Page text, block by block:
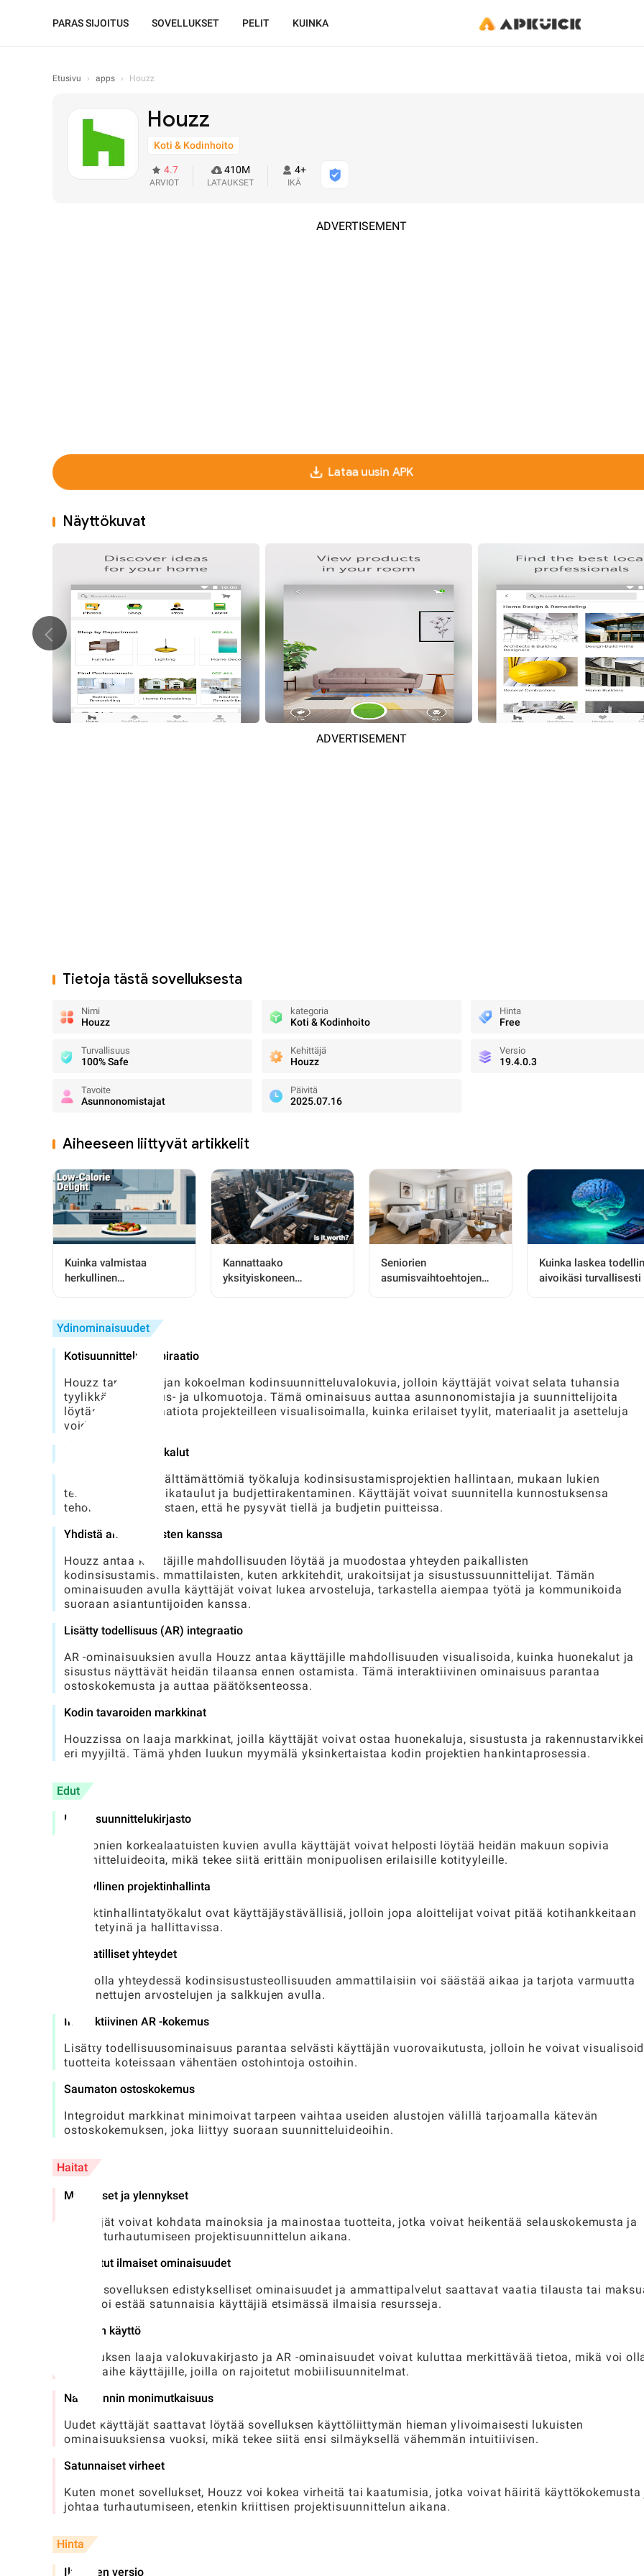
PARAS SIJOITUS SOVELLUKSET PELIT KUINKA
Etusivu › apps › Houzz
Houzz
Koti & Kodinhoito
4.7
ARVIOT
410M
LATAUKSET
4+
IKÄ
ADVERTISEMENT
Lataa uusin APK
Näyttökuvat
ADVERTISEMENT
Tietoja tästä sovelluksesta
Nimi
Houzz
kategoria
Koti & Kodinhoito
Hinta
Free
Turvallisuus
100% Safe
Kehittäjä
Houzz
Versio
19.4.0.3
Tavoite
Asunnonomistajat
Päivitä
2025.07.16
Aiheeseen liittyvät artikkelit
Kuinka valmistaa
herkullinen
Yksinkertainen opas
kotikokeille
Kannattaako
yksityiskoneen
Seniorien
asumisvaihtoehtojen
Kuinka laskea
aivoikäsi turvallisesti
Ydinominaisuudet
Kotisuunnittelu inspiraatio
Houzz tarjoaa laajan kokoelman kodinsuunnitteluvalokuvia, jolloin käyttäjät voivat selata tuhansia
tyylikkäitä sisustus- ja ulkomuotoja. Tämä ominaisuus auttaa asunnonomistajia ja suunnittelijoita
löytämään inspiraatiota projekteilleen visualisoimalla, kuinka erilaiset tyylit, materiaalit ja asetteluja
voidaan yhdistää.
Projektinhallintatyökalut
Sovellus tarjoaa välttämättömiä työkaluja kodinsisustamisprojektien hallintaan, mukaan lukien
tehtäväluettelot, aikataulut ja budjettirakentaminen. Käyttäjät voivat suunnitella kunnostuksensa
tehokkaasti varmistaen, että he pysyvät tiellä ja budjetin puitteissa.
Yhdistä ammattilaisten kanssa
Houzz antaa käyttäjille mahdollisuuden löytää ja muodostaa yhteyden paikallisten
kodinsisustamisammattilaisten, kuten arkkitehdit, urakoitsijat ja sisustussuunnittelijat. Tämän
ominaisuuden avulla käyttäjät voivat lukea arvosteluja, tarkastella aiempaa työtä ja kommunikoida
suoraan asiantuntijoiden kanssa.
Lisätty todellisuus (AR) integraatio
AR -ominaisuuksien avulla Houzz antaa käyttäjille mahdollisuuden visualisoida, kuinka huonekalut ja
sisustus näyttävät heidän tilaansa ennen ostamista. Tämä interaktiivinen ominaisuus parantaa
ostoskokemusta ja auttaa päätöksenteossa.
Kodin tavaroiden markkinat
Houzzissa on laaja markkinat, joilla käyttäjät voivat ostaa huonekaluja, sisustusta ja
eri myyjiltä. Tämä yhden luukun myymälä yksinkertaistaa kodin projektien hankintaprosessia.
Edut
Laaja suunnittelukirjasto
Miljoonien korkealaatuisten kuvien avulla käyttäjät voivat helposti löytää heidän makuun sopivia
suunnitteluideoita, mikä tekee siitä erittäin monipuolisen erilaisille kotityyleille.
Hyödyllinen projektinhallinta
Projektinhallintatyökalut ovat käyttäjäystävällisiä, jolloin jopa aloittelijat voivat pitää kotihankkeitaan
järjestetyinä ja hallittavissa.
Ammatilliset yhteydet
Kyky olla yhteydessä kodinsisustusteollisuuden ammattilaisiin voi säästää aikaa ja tarjota varmuutta
todennettujen arvostelujen ja salkkujen avulla.
Interaktiivinen AR -kokemus
Lisätty todellisuusominaisuus parantaa selvästi käyttäjän vuorovaikutusta, jolloin he voivat
tuotteita koteissaan vähentäen ostohintoja ostoihin.
Saumaton ostoskokemus
Integroidut markkinat minimoivat tarpeen vaihtaa useiden alustojen välillä tarjoamalla kätevän
ostoskokemuksen, joka liittyy suoraan suunnitteluideoihin.
Haitat
Mainokset ja ylennykset
Käyttäjät voivat kohdata mainoksia ja mainostaa tuotteita, jotka voivat heikentää selauskokemusta ja
johtaa turhautumiseen projektisuunnittelun aikana.
Rajoitetut ilmaiset ominaisuudet
Jotkut sovelluksen edistykselliset ominaisuudet ja ammattipalvelut saattavat vaatia tilausta tai
mikä voi estää satunnaisia ​​käyttäjiä etsimässä ilmaisia ​​resursseja.
Tietojen käyttö
Sovelluksen laaja valokuvakirjasto ja AR -ominaisuudet voivat kuluttaa merkittävää tietoa, mikä voi
huolenaihe käyttäjille, joilla on rajoitetut mobiilisuunnitelmat.
Navigoinnin monimutkaisuus
Uudet käyttäjät saattavat löytää sovelluksen käyttöliittymän hieman ylivoimaisesti lukuisten
ominaisuuksiensa vuoksi, mikä tekee siitä ensi silmäyksellä vähemmän intuitiivisen.
Satunnaiset virheet
Kuten monet sovellukset, Houzz voi kokea virheitä tai kaatumisia, jotka voivat häiritä käyttökokemusta
johtaa turhautumiseen, etenkin kriittisen projektisuunnittelun aikana.
Hinta
Ilmainen versio